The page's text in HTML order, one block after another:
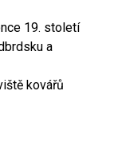
19. století
a
kovářů